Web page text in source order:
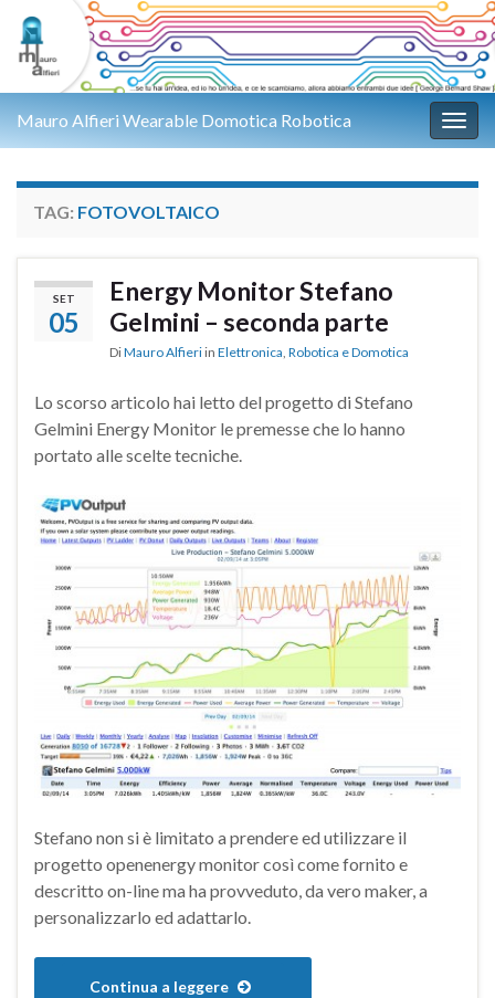
Mauro Alfieri Wearable Domotica Robotica
TAG: FOTOVOLTAICO
SET
05
Energy Monitor Stefano
Gelmini – seconda parte
DiMauro Alfieri in Elettronica, Robotica e Domotica
Lo scorso articolo hai letto del progetto di Stefano
Gelmini Energy Monitor le premesse che lo hanno
portato alle scelte tecniche.
Stefano non si è limitato a prendere ed utilizzare il
progetto openenergy monitor così come fornito e
descritto on-line ma ha provveduto, da vero maker, a
personalizzarlo ed adattarlo.
Continua a leggere